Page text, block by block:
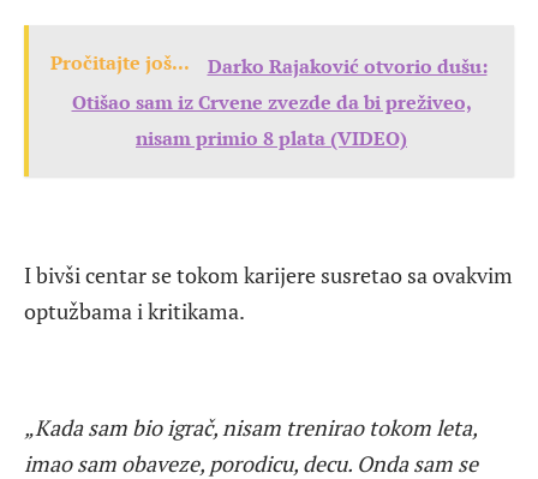
Pročitajte još...
Darko Rajaković otvorio dušu:
Otišao sam iz Crvene zvezde da bi preživeo,
nisam primio 8 plata (VIDEO)
I bivši centar se tokom karijere susretao sa ovakvim
optužbama i kritikama.
„Kada sam bio igrač, nisam trenirao tokom leta,
imao sam obaveze, porodicu, decu. Onda sam se